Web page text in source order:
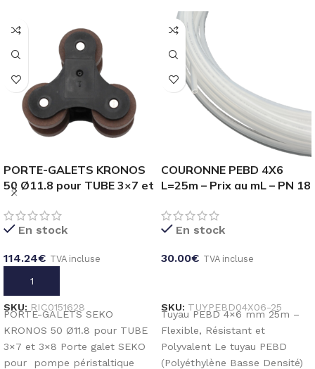
PORTE-GALETS KRONOS
50 Ø11.8 pour TUBE 3×7 et
3×8
En stock
114.24€ TVA incluse
AJOUTER AU PANIER
SKU: RIC0151628
PORTE-GALETS SEKO
KRONOS 50 Ø11.8 pour TUBE
3×7 et 3×8 Porte galet SEKO
pour pompe péristaltique
COURONNE PEBD 4X6
L=25m – Prix au mL – PN 18
En stock
30.00€ TVA incluse
SKU: TUYPEBD04X06-25
Tuyau PEBD 4×6 mm 25m –
Flexible, Résistant et
Polyvalent Le tuyau PEBD
(Polyéthylène Basse Densité)